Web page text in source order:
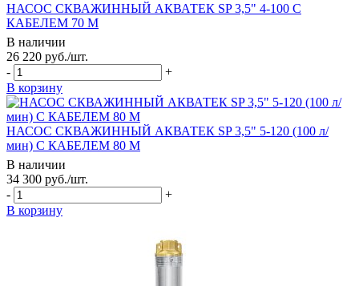
НАСОС СКВАЖИННЫЙ АКВАТЕК SP 3,5" 4-100 С
КАБЕЛЕМ 70 М
В наличии
26 220 руб./шт.
-
+
В корзину
НАСОС СКВАЖИННЫЙ АКВАТЕК SP 3,5" 5-120 (100 л/
мин) С КАБЕЛЕМ 80 М
В наличии
34 300 руб./шт.
-
+
В корзину